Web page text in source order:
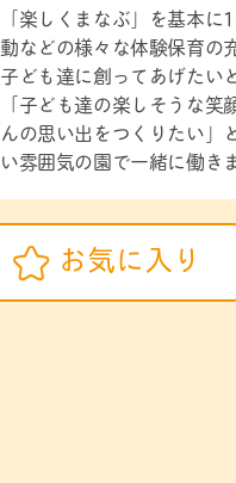
「楽しくまなぶ」を基本
動などの様々な体験保育の
子ども達に創ってあげたい
「子ども達の楽しそうな
んの思い出をつくりたい」
い雰囲気の園で一緒に働き
お気に入り